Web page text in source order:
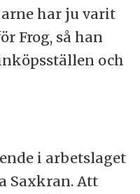
har ju varit
Frog, så han
och
i arbetslaget
Saxkran. Att